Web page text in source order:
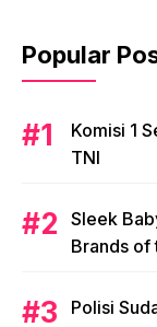
Popular
Komisi 1
TNI
Sleek
Brands of
Polisi